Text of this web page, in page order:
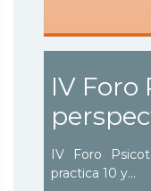
IV Foro
IV Foro
practica 10 y...